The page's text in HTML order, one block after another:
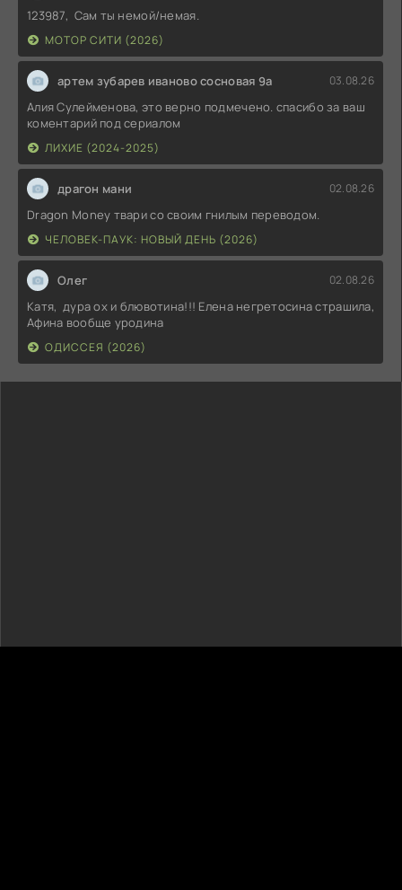
123987, Сам ты немой/немая.
МОТОР СИТИ (2026)
артем зубарев иваново сосновая 9а 03.08.26
Алия Сулейменова, это верно подмечено. спасибо за ваш
коментарий под сериалом
ЛИХИЕ (2024-2025)
драгон мани 02.08.26
Dragon Money твари со своим гнилым переводом.
ЧЕЛОВЕК-ПАУК: НОВЫЙ ДЕНЬ (2026)
Олег 02.08.26
Катя, дура ох и блювотина!!! Елена негретосина страшила,
Афина вообще уродина
ОДИССЕЯ (2026)